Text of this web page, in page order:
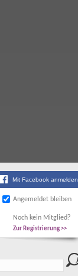
Mit Facebook anmelden
Angemeldet bleiben
Noch kein Mitglied?
Zur Registrierung >>